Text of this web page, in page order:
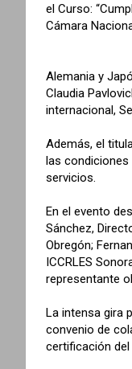
el Curso:
Cámara
Alemania y
Claudia
internacional,
Además, el
las condiciones
servicios.
En el evento
Sánchez,
Obregón;
ICCRLES
representante
La intensa gira
convenio de
certificación